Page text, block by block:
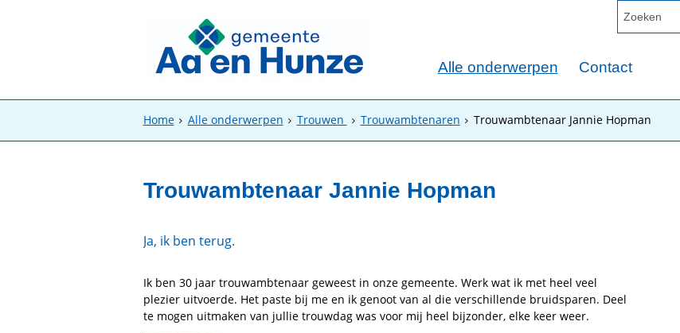
Alle onderwerpen Contact
Home Alle onderwerpen Trouwen Trouwambtenaren Trouwambtenaar Jannie Hopman
Trouwambtenaar Jannie Hopman
Ja, ik ben terug.
Ik ben 30 jaar trouwambtenaar geweest in onze gemeente. Werk wat ik met heel veel
plezier uitvoerde. Het paste bij me en ik genoot van al die verschillende bruidsparen. Deel
te mogen uitmaken van jullie trouwdag was voor mij heel bijzonder, elke keer weer.